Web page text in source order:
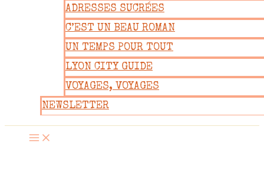
ADRESSES SUCRÉES
C’EST UN BEAU ROMAN
UN TEMPS POUR TOUT
LYON CITY GUIDE
VOYAGES, VOYAGES
NEWSLETTER